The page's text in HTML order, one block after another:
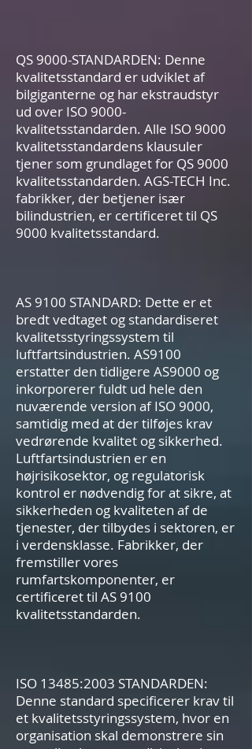
QS 9000-STANDARDEN: Denne
kvalitetsstandard er udviklet af
bilgiganterne og har ekstraudstyr
ud over ISO 9000-
kvalitetsstandarden. Alle ISO 9000
kvalitetsstandardens klausuler
tjener som grundlaget for QS 9000
kvalitetsstandarden. AGS-TECH Inc.
fabrikker, der betjener især
bilindustrien, er certificeret til QS
9000 kvalitetsstandard.
AS 9100 STANDARD: Dette er et
bredt vedtaget og standardiseret
kvalitetsstyringssystem til
luftfartsindustrien. AS9100
erstatter den tidligere AS9000 og
inkorporerer fuldt ud hele den
nuværende version af ISO 9000,
samtidig med at der tilføjes krav
vedrørende kvalitet og sikkerhed.
Luftfartsindustrien er en
højrisikosektor, og regulatorisk
kontrol er nødvendig for at sikre, at
sikkerheden og kvaliteten af de
tjenester, der tilbydes i sektoren, er
i verdensklasse. Fabrikker, der
fremstiller vores
rumfartskomponenter, er
certificeret til AS 9100
kvalitetsstandarden.
ISO 13485:2003 STANDARDEN:
Denne standard specificerer krav til
et kvalitetsstyringssystem, hvor en
organisation skal demonstrere sin